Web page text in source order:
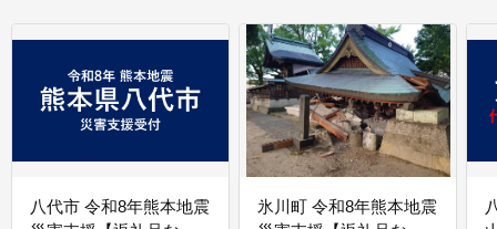
八代市 令和8年熊本地震
氷川町 令和8年熊本地震